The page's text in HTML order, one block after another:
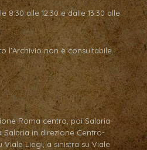
8:30 alle 12:30 e dalle 13:30 alle
l’Archivio non è consultabile.
Roma centro, poi Salaria-
Salaria in direzione Centro-
Viale Liegi, a sinistra su Viale